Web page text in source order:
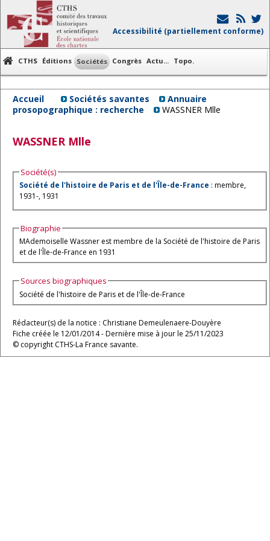
Accessibilité (partiellement conforme)
CTHS Éditions Sociétés Congrès Actu... Topo.
Accueil Sociétés savantes
Annuaire
prosopographique : recherche
WASSNER Mlle
WASSNER Mlle
Société(s)
Société de l'histoire de Paris et de l'Île-de-France : membre,
1931-, 1931
Biographie
MAdemoiselle Wassner est membre de la Société de l'histoire de Paris
et de l'Île-de-France en 1931
Sources biographiques
Société de l'histoire de Paris et de l'Île-de-France
Rédacteur(s) de la notice : Christiane Demeulenaere-Douyère
Fiche créée le 12/01/2014 - Dernière mise à jour le 25/11/2023
© copyright CTHS-La France savante.